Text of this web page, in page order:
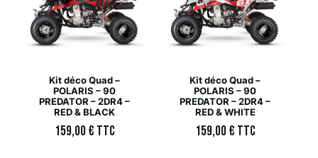
Kit déco Quad –
POLARIS – 90
PREDATOR – 2DR4 –
RED & BLACK
159,00€ TTC
Kit déco Quad –
POLARIS – 90
PREDATOR – 2DR4 –
RED & WHITE
159,00€ TTC